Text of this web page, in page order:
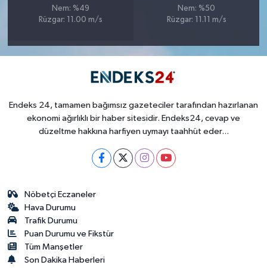
Nem: %49
Rüzgar: 11.00 m/s
Nem: %50
Rüzgar: 11.11 m/s
Endeks 24, tamamen bağımsız gazeteciler tarafından hazırlanan
ekonomi ağırlıklı bir haber sitesidir. Endeks24, cevap ve
düzeltme hakkına harfiyen uymayı taahhüt eder...
Nöbetçi Eczaneler
Hava Durumu
Trafik Durumu
Puan Durumu ve Fikstür
Tüm Manşetler
Son Dakika Haberleri